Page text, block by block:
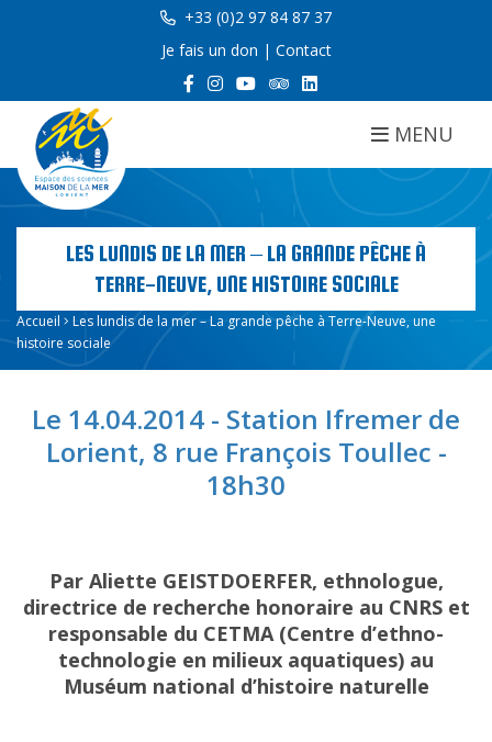
+33 (0)2 97 84 87 37
Je fais un don | Contact
MENU
LES LUNDIS DE LA MER – LA GRANDE PÊCHE À
TERRE-NEUVE, UNE HISTOIRE SOCIALE
Accueil
Les lundis de la mer – La grande pêche à Terre-Neuve, une
histoire sociale
Le 14.04.2014 - Station Ifremer de
Lorient, 8 rue François Toullec -
18h30
Par Aliette GEISTDOERFER, ethnologue,
directrice de recherche honoraire au CNRS et
responsable du CETMA (Centre d’ethno-
technologie en milieux aquatiques) au
Muséum national d’histoire naturelle